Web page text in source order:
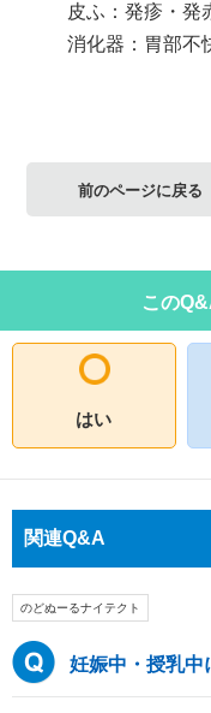
皮ふ：発疹・発
消化器：胃部不
前のページに戻る
この
はい
関連Q&A
のどぬーるナイテクト
妊娠中・授乳中